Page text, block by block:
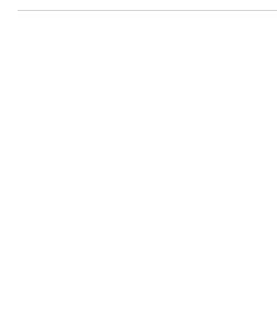
Григорие Хаџи Ташковиќ –